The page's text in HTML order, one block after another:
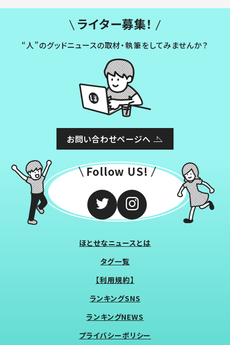
ライター募集！
“人”のグッドニュースの取材・執筆をしてみませんか？
お問い合わせページへ
Follow US!
ほとせなニュースとは
タグ一覧
【利用規約】
ランキングSNS
ランキングNEWS
プライバシーポリシー